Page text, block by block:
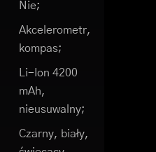
Nie;
Akcelerometr,
kompas;
Li-Ion 4200
mAh,
nieusuwalny;
Czarny, biały,